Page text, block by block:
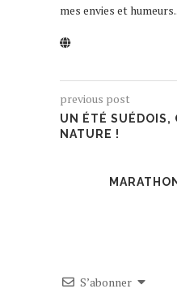
mes envies et
previous post
UN ÉTÉ SUÉDOIS,
NATURE !
S’abonner